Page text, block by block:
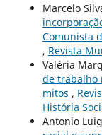
Marcelo
Comunista
, Revista
Valéria
de trabalho
mitos ,
História
Antonio